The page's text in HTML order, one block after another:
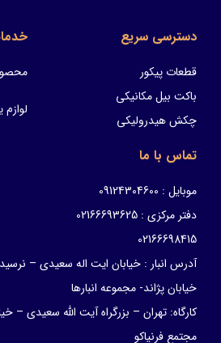
دسترسی سریع
قطعات پیکور
باکت بیل مکانیکی
چکش هیدرولیکی
تماس با ما
موبایل : 09124304600
دفتر مرکزی : 02166693625
02166698415
آدرس انبار : خیابان ایت اله سعیدی –
خیابان پژاند- مجموعه انبارها
کارگاه: تهران – بزرگراه آیت الله سعیدی –
مجتمع فرنیاکو